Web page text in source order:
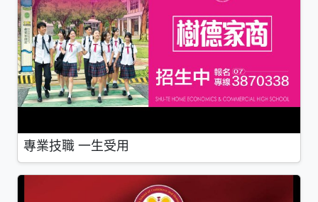
專業技職 一生受用